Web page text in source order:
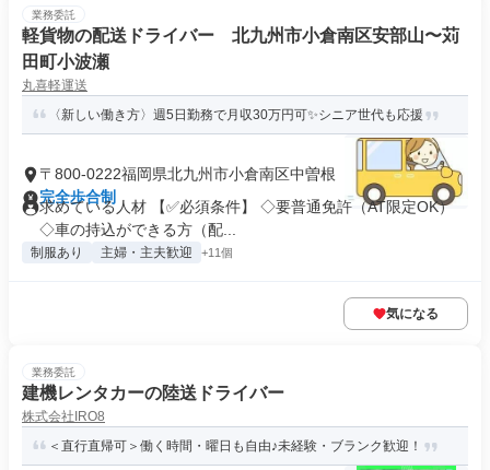
業務委託
軽貨物の配送ドライバー 北九州市小倉南区安部山〜苅
田町小波瀬
丸喜軽運送
〈新しい働き方〉週5日勤務で月収30万円可✨シニア世代も応援
〒800-0222福岡県北九州市小倉南区中曽根
完全歩合制
求めている人材 【✅必須条件】 ◇要普通免許（AT限定OK）
◇車の持込ができる方（配...
制服あり 主婦・主夫歓迎 +11個
気になる
業務委託
建機レンタカーの陸送ドライバー
株式会社IRO8
＜直行直帰可＞働く時間・曜日も自由♪未経験・ブランク歓迎！